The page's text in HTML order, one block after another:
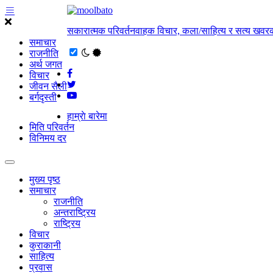
समाचार
राजनीति
अर्थ जगत
विचार
जीवन सैली
बर्गदृस्ती
सकारात्मक परिवर्तनवाहक विचार, कला/साहित्य र सत्य
हाम्राे बारेमा
मिति परिवर्तन
विनिमय दर
मुख्य पृष्ठ
समाचार
राजनीति
अन्तराष्ट्रिय
राष्ट्रिय
विचार
कुराकानी
साहित्य
प्रवास